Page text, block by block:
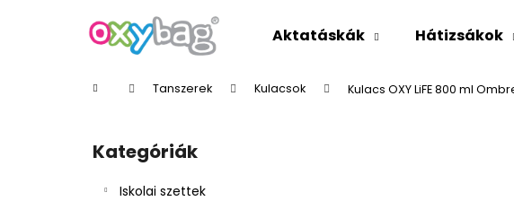
Aktatáskák Hátizsákok
KezdőlapTanszerek Kulacsok Kulacs OXY LiFE 800 ml
Kategóriák
átugrása
Kategóriák
Iskolai szettek
Vissza
Vissza
Mit